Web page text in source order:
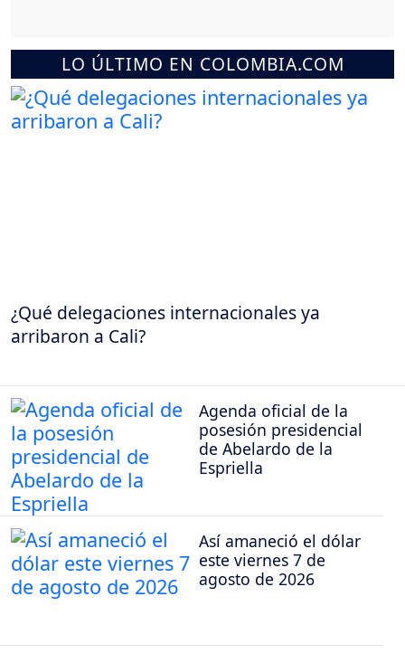
LO ÚLTIMO EN COLOMBIA.COM
¿Qué delegaciones internacionales ya
arribaron a Cali?
Agenda oficial de la
posesión presidencial
de Abelardo de la
Espriella
Así amaneció el dólar
este viernes 7 de
agosto de 2026